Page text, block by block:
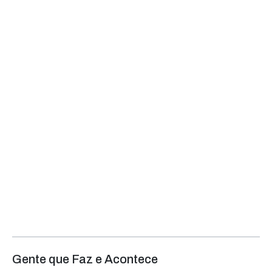
Gente que Faz e Acontece